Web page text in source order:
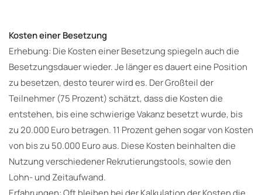
Kosten einer Besetzung
Erhebung: Die Kosten einer Besetzung spiegeln auch die
Besetzungsdauer wieder. Je länger es dauert eine Position
zu besetzen, desto teurer wird es. Der Großteil der
Teilnehmer (75 Prozent) schätzt, dass die Kosten die
entstehen, bis eine schwierige Vakanz besetzt wurde, bis
zu 20.000 Euro betragen. 11 Prozent gehen sogar von Kosten
von bis zu 50.000 Euro aus. Diese Kosten beinhalten die
Nutzung verschiedener Rekrutierungstools, sowie den
Lohn- und Zeitaufwand.